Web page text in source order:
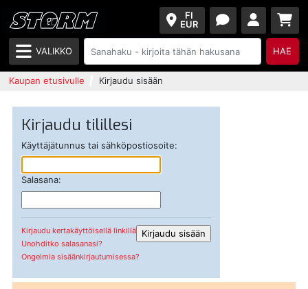
FI
EUR
VALIKKO HAE
Kaupan etusivulle Kirjaudu sisään
Kirjaudu tilillesi
Käyttäjätunnus tai sähköpostiosoite:
Salasana:
Kirjaudu kertakäyttöisellä linkillä
Unohditko salasanasi?
Ongelmia sisäänkirjautumisessa?